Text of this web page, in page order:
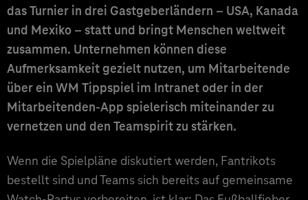
das Turnier in drei Gastgeberländern – USA, Kanada
und Mexiko – statt und bringt Menschen weltweit
zusammen. Unternehmen können diese
Aufmerksamkeit gezielt nutzen, um Mitarbeitende
über ein WM Tippspiel im Intranet oder in der
Mitarbeitenden-App spielerisch miteinander zu
vernetzen und den Teamspirit zu stärken.
Wenn die Spielpläne diskutiert werden, Fantrikots
bestellt sind und Teams sich bereits auf gemeinsame